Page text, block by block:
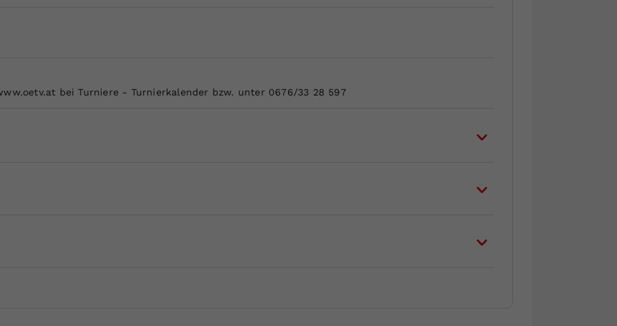
bei Turniere - Turnierkalender bzw. unter 0676/33 28 597